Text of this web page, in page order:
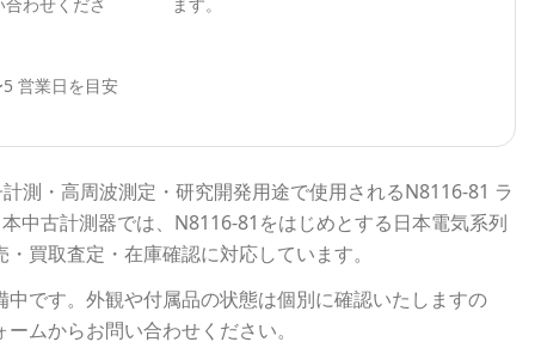
営業日を目安
測・高周波測定・研究開発用途で使用されるN8116-81 ラ
中古計測器では、 N8116-81 をはじめとする日本電気系列
買取査定・在庫確認に対応しています。
です。外観や付属品の状態は個別に確認いたしますの
ムからお問い合わせください。